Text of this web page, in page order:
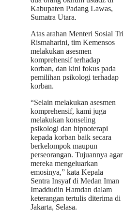
Kabupaten Padang Lawas,
Sumatra Utara.
Atas arahan Menteri Sosial Tri
Rismaharini, tim Kemensos
melakukan asesmen
komprehensif terhadap
korban, dan kini fokus pada
pemilihan psikologi terhadap
korban.
“Selain melakukan asesmen
komprehensif, kami juga
melakukan konseling
psikologi dan hipnoterapi
kepada korban baik secara
berkelompok maupun
perseorangan. Tujuannya agar
mereka mengeluarkan
emosinya,” kata Kepala
Sentra Insyaf di Medan Iman
Imaddudin Hamdan dalam
keterangan tertulis diterima di
Jakarta, Selasa.